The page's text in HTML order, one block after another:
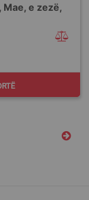
e zezë,